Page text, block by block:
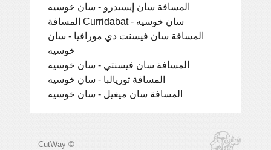
المسافة سان إيسيدرو - سان خوسيه
المسافة Curridabat - سان خوسيه
المسافة سان فيسنت دي مورافيا - سان
خوسيه
المسافة سان فيسنتي - سان خوسيه
المسافة توريالبا - سان خوسيه
المسافة سان ميغيل - سان خوسيه
CutWay ©